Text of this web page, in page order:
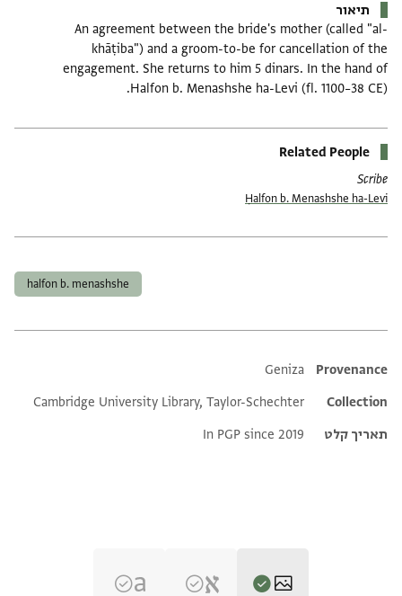
תיאור
An agreement between the bride's mother (called "al-
khāṭiba") and a groom-to-be for cancellation of the
engagement. She returns to him 5 dinars. In the hand of
Halfon b. Menashshe ha-Levi (fl. 1100–38 CE).
Related People
Scribe
Ḥalfon b. Menashshe ha-Levi
halfon b. menashshe
Additional metadata
Provenance
Geniza
Collection
Cambridge University Library, Taylor-Schechter
תאריך קלט
In PGP since 2019